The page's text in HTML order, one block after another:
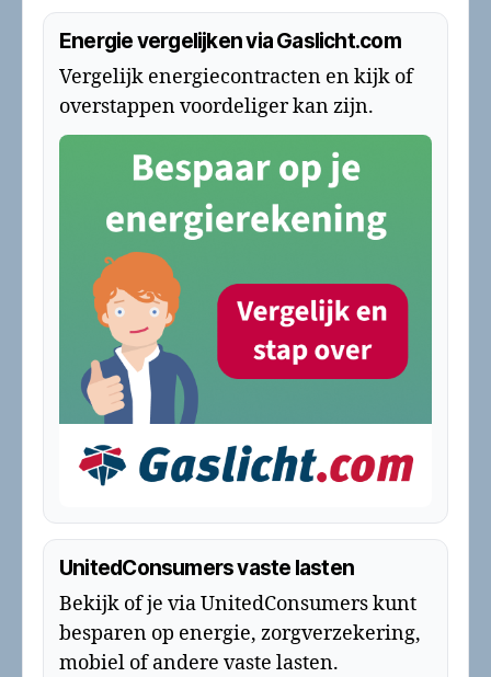
Energie vergelijken via Gaslicht.com
Vergelijk energiecontracten en kijk of
overstappen voordeliger kan zijn.
UnitedConsumers vaste lasten
Bekijk of je via UnitedConsumers kunt
besparen op energie, zorgverzekering,
mobiel of andere vaste lasten.